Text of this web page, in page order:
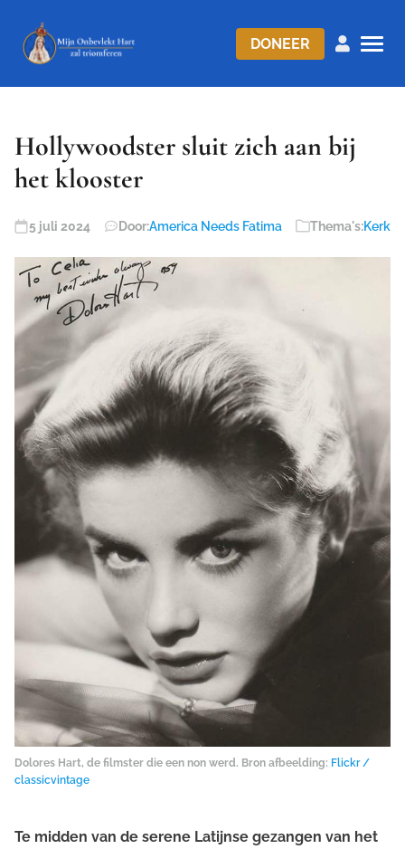
DONEER
Hollywoodster sluit zich aan bij
het klooster
5 juli 2024 Door:America Needs Fatima Thema's:Kerk
Dolores Hart, de filmster die een non werd. Bron afbeelding: Flickr /
classicvintage
Te midden van de serene Latijnse gezangen van het